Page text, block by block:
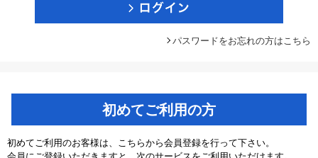
パスワードをお忘れの方はこちら
初めてご利用の方
初めてご利用のお客様は、こちらから会員登録を行って下さい。